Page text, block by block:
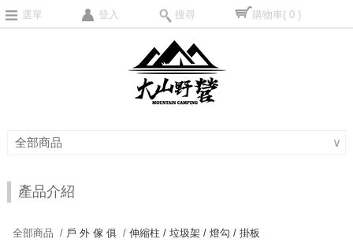
選單 登入 搜尋 購物車( 0 )
全部商品 ∨
產品介紹
全部商品 / 戶 外 傢 俱 /伸縮柱 / 垃圾架 / 燈勾 / 掛板